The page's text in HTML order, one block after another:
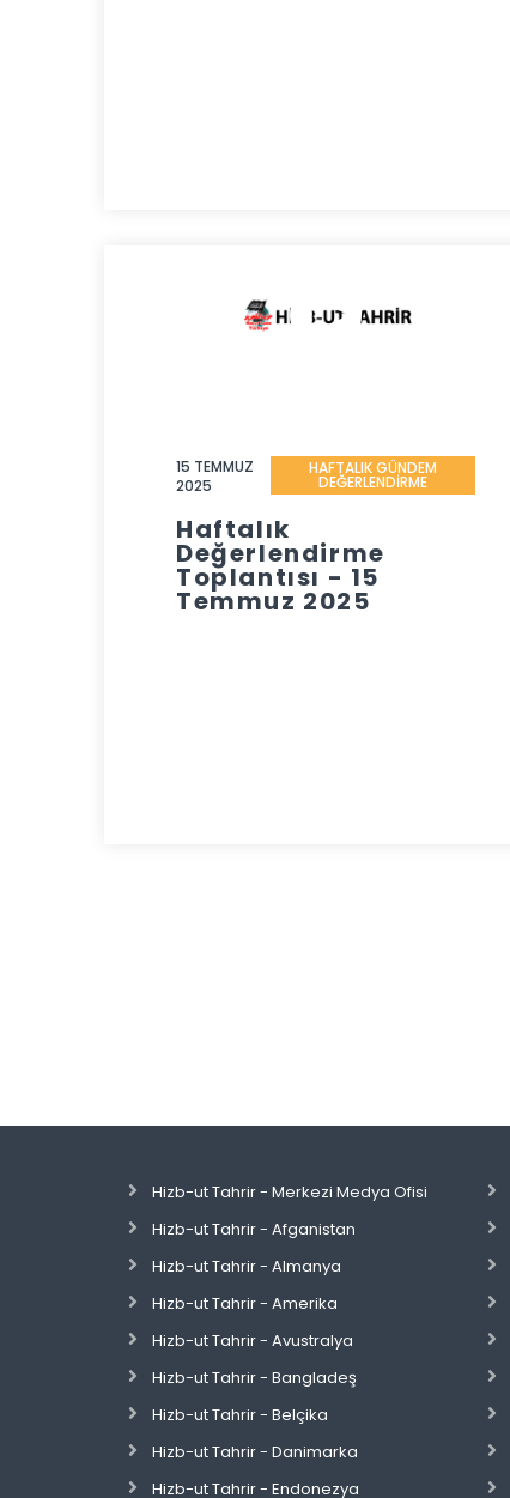
15 TEMMUZ
2025
HAFTALIK GÜNDEM
DEĞERLENDİRME
Haftalık
Değerlendirme
Toplantısı - 15
Temmuz 2025
Hizb-ut Tahrir - Merkezi Medya Ofisi
Hizb-ut Tahrir - Afganistan
Hizb-ut Tahrir - Almanya
Hizb-ut Tahrir - Amerika
Hizb-ut Tahrir - Avustralya
Hizb-ut Tahrir - Bangladeş
Hizb-ut Tahrir - Belçika
Hizb-ut Tahrir - Danimarka
Hizb-ut Tahrir - Endonezya